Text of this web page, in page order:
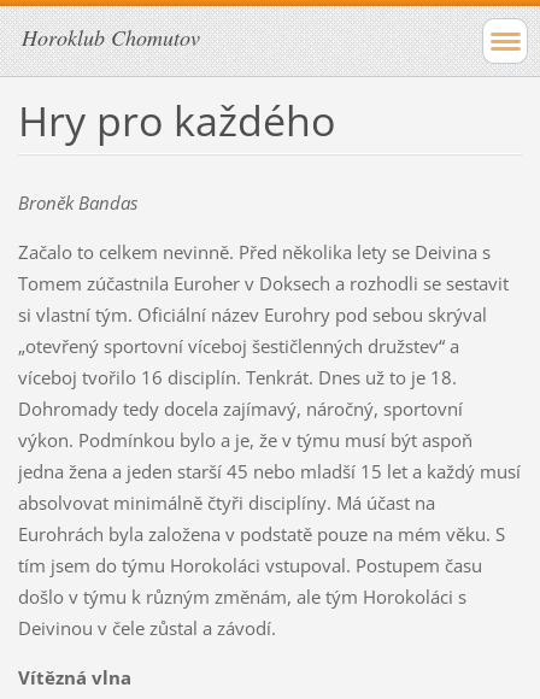
Horoklub Chomutov
Hry pro každého
Broněk Bandas
Začalo to celkem nevinně. Před několika lety se Deivina s
Tomem zúčastnila Euroher v Doksech a rozhodli se sestavit
si vlastní tým. Oficiální název Eurohry pod sebou skrýval
„otevřený sportovní víceboj šestičlenných družstev“ a
víceboj tvořilo 16 disciplín. Tenkrát. Dnes už to je 18.
Dohromady tedy docela zajímavý, náročný, sportovní
výkon. Podmínkou bylo a je, že v týmu musí být aspoň
jedna žena a jeden starší 45 nebo mladší 15 let a každý musí
absolvovat minimálně čtyři disciplíny. Má účast na
Eurohrách byla založena v podstatě pouze na mém věku. S
tím jsem do týmu Horokoláci vstupoval. Postupem času
došlo v týmu k různým změnám, ale tým Horokoláci s
Deivinou v čele zůstal a závodí.
Vítězná vlna